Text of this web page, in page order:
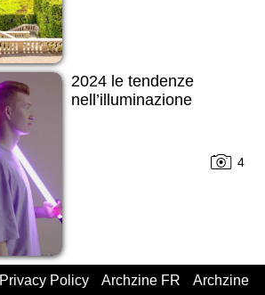
2024 le tendenze
nell’illuminazione
4
Privacy Policy Archzine FR Archzine